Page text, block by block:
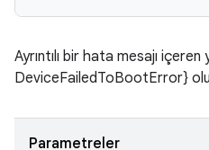
Ayrıntılı bir hata mesajı içeren
DeviceFailedToBootError}
Parametreler